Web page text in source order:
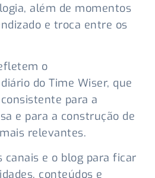
além de momentos
e troca entre os
o
do Time Wiser, que
para a
e para a construção de
relevantes.
canais e o blog para ficar
conteúdos e